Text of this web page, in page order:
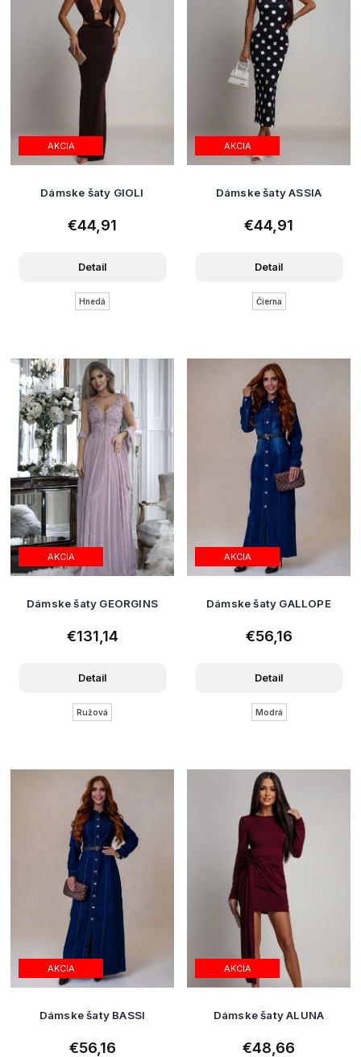
AKCIA
Dámske šaty GIOLI
€44,91
Detail
Hnedá
AKCIA
Dámske šaty ASSIA
€44,91
Detail
Čierna
AKCIA
Dámske šaty GEORGINS
€131,14
Detail
Ružová
AKCIA
Dámske šaty GALLOPE
€56,16
Detail
Modrá
AKCIA
Dámske šaty BASSI
€56,16
AKCIA
Dámske šaty ALUNA
€48,66